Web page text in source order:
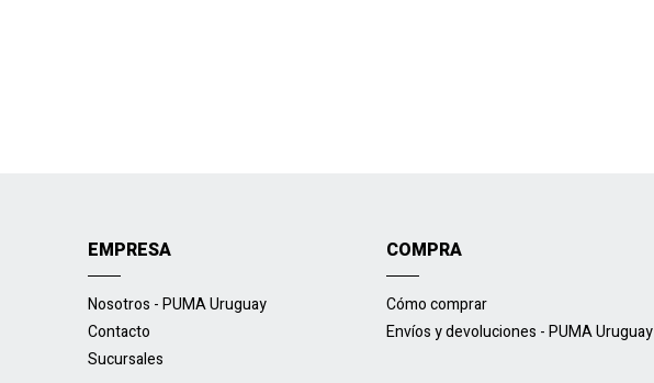
EMPRESA
Nosotros - PUMA Uruguay
Contacto
Sucursales
COMPRA
Cómo comprar
Envíos y devoluciones - PUMA Uruguay